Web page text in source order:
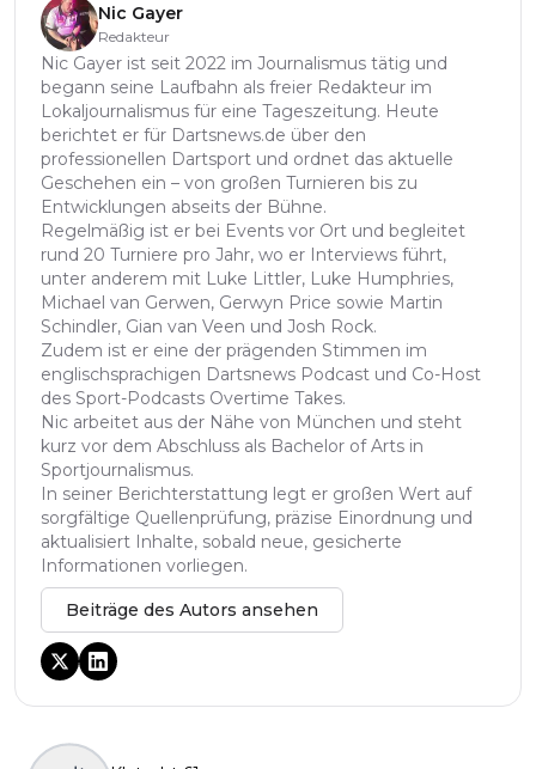
Nic Gayer
Redakteur
Nic Gayer ist seit 2022 im Journalismus tätig und
begann seine Laufbahn als freier Redakteur im
Lokaljournalismus für eine Tageszeitung. Heute
berichtet er für Dartsnews.de über den
professionellen Dartsport und ordnet das aktuelle
Geschehen ein – von großen Turnieren bis zu
Entwicklungen abseits der Bühne.
Regelmäßig ist er bei Events vor Ort und begleitet
rund 20 Turniere pro Jahr, wo er Interviews führt,
unter anderem mit Luke Littler, Luke Humphries,
Michael van Gerwen, Gerwyn Price sowie Martin
Schindler, Gian van Veen und Josh Rock.
Zudem ist er eine der prägenden Stimmen im
englischsprachigen Dartsnews Podcast und Co-Host
des Sport-Podcasts Overtime Takes.
Nic arbeitet aus der Nähe von München und steht
kurz vor dem Abschluss als Bachelor of Arts in
Sportjournalismus.
In seiner Berichterstattung legt er großen Wert auf
sorgfältige Quellenprüfung, präzise Einordnung und
aktualisiert Inhalte, sobald neue, gesicherte
Informationen vorliegen.
Beiträge des Autors ansehen